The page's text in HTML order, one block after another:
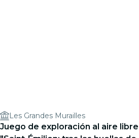
Les Grandes Murailles
Juego de exploración al aire libre